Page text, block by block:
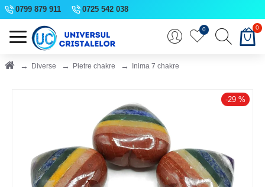
0799 879 911 0725 542 038
0 0
Diverse Pietre chakre Inima 7 chakre
-29 %